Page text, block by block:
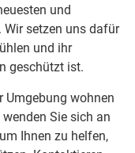
und
setzen uns dafür
und ihr
geschützt ist.
Umgebung wohnen
Sie sich an
Ihnen zu helfen,